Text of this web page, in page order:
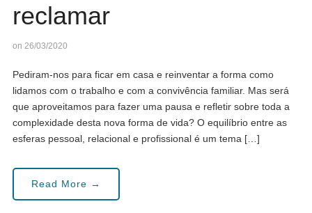
reclamar
on 26/03/2020
Pediram-nos para ficar em casa e reinventar a forma como
lidamos com o trabalho e com a convivência familiar. Mas será
que aproveitamos para fazer uma pausa e refletir sobre toda a
complexidade desta nova forma de vida? O equilíbrio entre as
esferas pessoal, relacional e profissional é um tema […]
Read More →